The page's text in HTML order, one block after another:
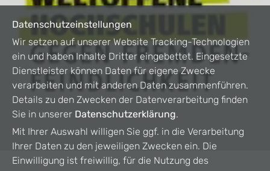
Datenschutzeinstellungen
Wir setzen auf unserer Website Tracking-Technologien
ein und haben Inhalte Dritter eingebettet. Eingesetzte
Dienstleister können Daten für eigene Zwecke
verarbeiten und mit anderen Daten zusammenführen.
Details zu den Zwecken der Datenverarbeitung finden
Sie in unserer Datenschutzerklärung.
Mit Ihrer Auswahl willigen Sie ggf. in die Verarbeitung
Ihrer Daten zu den jeweiligen Zwecken ein. Die
Einwilligung ist freiwillig, für die Nutzung des